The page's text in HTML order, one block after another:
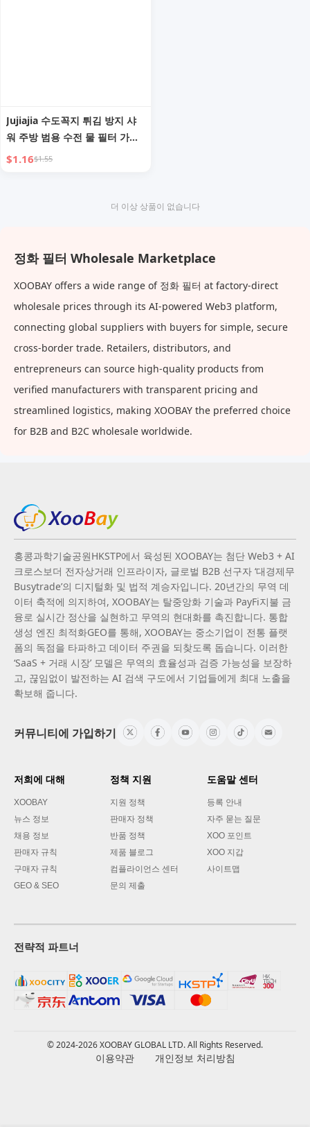
Jujiajia 수도꼭지 튀김 방지 샤
워 주방 범용 수전 물 필터 가정
용 절수 튀김 방지 헤드 필터
$1.16$1.55
더 이상 상품이 없습니다
정화 필터 Wholesale Marketplace
XOOBAY offers a wide range of 정화 필터 at factory-direct
wholesale prices through its AI-powered Web3 platform,
connecting global suppliers with buyers for simple, secure
cross-border trade. Retailers, distributors, and
entrepreneurs can source high-quality products from
verified manufacturers with transparent pricing and
streamlined logistics, making XOOBAY the preferred choice
for B2B and B2C wholesale worldwide.
홍콩과학기술공원HKSTP에서 육성된 XOOBAY는 첨단 Web3 + AI
크로스보더 전자상거래 인프라이자, 글로벌 B2B 선구자 ‘대경제무
Busytrade’의 디지털화 및 법적 계승자입니다. 20년간의 무역 데
이터 축적에 의지하여, XOOBAY는 탈중앙화 기술과 PayFi지불 금
융로 실시간 정산을 실현하고 무역의 현대화를 촉진합니다. 통합
생성 엔진 최적화GEO를 통해, XOOBAY는 중소기업이 전통 플랫
폼의 독점을 타파하고 데이터 주권을 되찾도록 돕습니다. 이러한
‘SaaS + 거래 시장’ 모델은 무역의 효율성과 검증 가능성을 보장하
고, 끊임없이 발전하는 AI 검색 구도에서 기업들에게 최대 노출을
확보해 줍니다.
커뮤니티에 가입하기
저희에 대해
XOOBAY
뉴스 정보
채용 정보
판매자 규칙
구매자 규칙
GEO & SEO
정책 지원
지원 정책
판매자 정책
반품 정책
제품 블로그
컴플라이언스 센터
문의 제출
도움말 센터
등록 안내
자주 묻는 질문
XOO 포인트
XOO 지갑
사이트맵
전략적 파트너
© 2024-2026 XOOBAY GLOBAL LTD. All Rights Reserved.
이용약관 개인정보 처리방침